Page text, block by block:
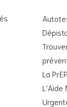
La
L’Aide